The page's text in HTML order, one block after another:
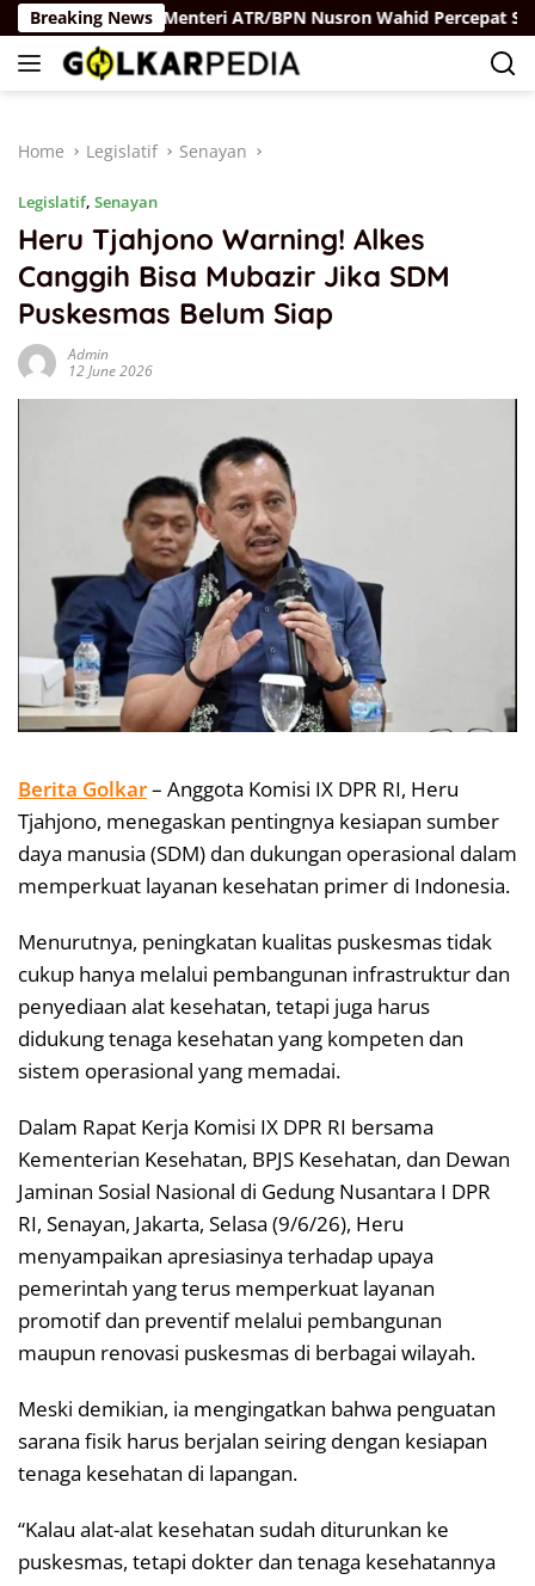
Skip
to
content
Breaking NewsMenteri ATR/BPN Nusron Wahid Percepat
Home Legislatif Senayan
Legislatif, Senayan
Heru Tjahjono Warning! Alkes
Canggih Bisa Mubazir Jika SDM
Puskesmas Belum Siap
Admin
12 June 2026
Berita Golkar– Anggota Komisi IX DPR RI, Heru
Tjahjono, menegaskan pentingnya kesiapan sumber
daya manusia (SDM) dan dukungan operasional dalam
memperkuat layanan kesehatan primer di Indonesia.
Menurutnya, peningkatan kualitas puskesmas tidak
cukup hanya melalui pembangunan infrastruktur dan
penyediaan alat kesehatan, tetapi juga harus
didukung tenaga kesehatan yang kompeten dan
sistem operasional yang memadai.
Dalam Rapat Kerja Komisi IX DPR RI bersama
Kementerian Kesehatan, BPJS Kesehatan, dan Dewan
Jaminan Sosial Nasional di Gedung Nusantara I DPR
RI, Senayan, Jakarta, Selasa (9/6/26), Heru
menyampaikan apresiasinya terhadap upaya
pemerintah yang terus memperkuat layanan
promotif dan preventif melalui pembangunan
maupun renovasi puskesmas di berbagai wilayah.
Meski demikian, ia mengingatkan bahwa penguatan
sarana fisik harus berjalan seiring dengan kesiapan
tenaga kesehatan di lapangan.
“Kalau alat-alat kesehatan sudah diturunkan ke
puskesmas, tetapi dokter dan tenaga kesehatannya